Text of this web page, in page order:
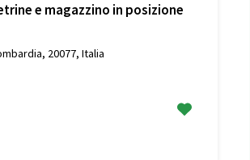
e magazzino in posizione
20077, Italia